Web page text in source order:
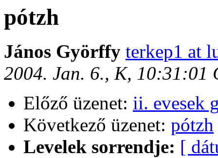
pótzh
János Györffy terkep1 at
2004. Jan. 6., K, 10:31:01
Előző üzenet: ii. evesek
Következő üzenet: pótzh
Levelek sorrendje: [